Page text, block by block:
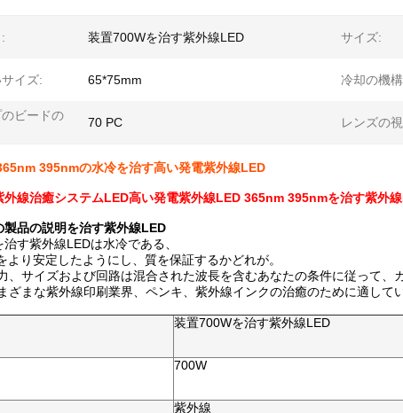
装置700Wを治す紫外線LED サイズ:
イズ: 65*75mm 冷却の機
ビードの
70 PC レンズの
395nmの水冷を治す高い発電紫外線LED
外線治癒システムLED高い発電紫外線LED 365nm 395nmを治す紫外
製品の説明を治す紫外線LED
す紫外線LEDは水冷である、
より安定したようにし、質を保証するかどれが。
、サイズおよび回路は混合された波長を含むあなたの条件に従って、
ざまな紫外線印刷業界、ペンキ、紫外線インクの治癒のために適して
装置700Wを治す紫外線LED
700W
紫外線